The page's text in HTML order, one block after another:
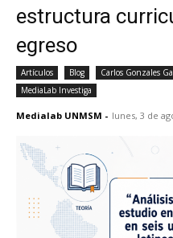
estructura
egreso
Artículos Blog Carlos Gonzales
MediaLab Investiga
Medialab UNMSM - lunes, 3 de